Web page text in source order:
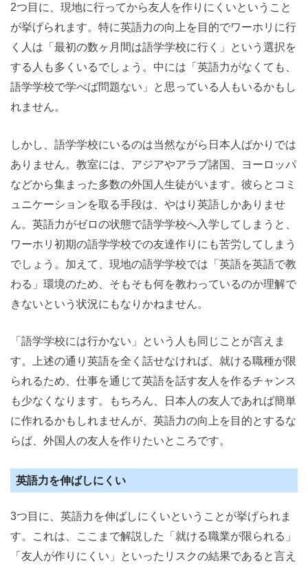
2つ目に、現地に行ってから友人を作りにくいということ
が挙げられます。特に英語力の向上を目的でワーホリに行
く人は「最初の数ヶ月間は語学学校に行く」という選択を
する人も多くいるでしょう。中には「英語力がなくても、
語学学校で学べば問題ない」と思っている人もいるかもし
れません。
しかし、語学学校にいるのは当然ながら日本人ばかりでは
ありません。教室には、アジアやアラブ諸国、ヨーロッパ
などから集まった多数の外国人生徒がいます。彼らとコミ
ュニケーションを取る手段は、やはり英語しかありませ
ん。英語力がゼロの状態で語学学校へ入学してしまうと、
ワーホリ初期の語学学校での友達作りにも苦労してしまう
でしょう。加えて、現地の語学学校では「英語を英語で教
わる」環境のため、そもそも何を教わっているのか理解で
きないという状況にもなりかねません。
「語学学校には行かない」という人も同じことが言えま
す。上述の通り英語を全く話せなければ、就ける職種が限
られるため、仕事を通じて英語を話す友人を作るチャンス
も少なくなります。もちろん、日本人の友人であれば簡単
に作れるかもしれませんが、英語力の向上を目的とするな
らば、外国人の友人を作りたいところです。
英語力を伸ばしにくい
3つ目に、英語力を伸ばしにくいということが挙げられま
す。これは、ここまで解説した「就ける職業が限られる」
「友人が作りにくい」といったリスクの結果であると言え